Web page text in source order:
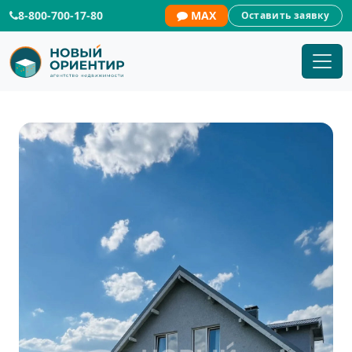
8-800-700-17-80 MAX Оставить заявку